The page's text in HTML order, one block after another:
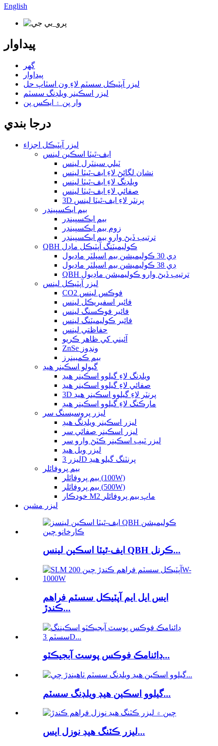
English
پيداوار
گھر
پيداوار
ليزر آپٽيڪل سسٽم لاءِ ون اسٽاپ حل
ليزر اسڪينر ويلڊنگ سسٽم
وار پن ۽ ايڪس پن
درجا بندي
ليزر آپٽيڪل اجزاء
ايف-ٿيٽا اسڪين لينس
ٽيلي سينٽرل لينس
نشان لڳائڻ لاءِ ايف-ٿيٽا لينس
ويلڊنگ لاءِ ايف-ٿيٽا لينس
صفائي لاءِ ايف-ٿيٽا لينس
3D پرنٽر لاءِ ايف-ٿيٽا لينس
بيم ايڪسپينڊر
بيم ايڪسپينڊر
زوم بيم ايڪسپينڊر
ترتيب ڏيڻ وارو بيم ايڪسپينڊر
QBH ڪوليميٽنگ آپٽيڪل ماڊل
ڊي 30 ڪوليميشن بيم اسپلٽر ماڊيول
ڊي 38 ڪوليميشن بيم اسپلٽر ماڊيول
QBH ترتيب ڏيڻ وارو ڪوليميشن ماڊيول
ليزر آپٽيڪل لينس
CO2 فوڪس لينس
فائبر اسفيريڪل لينس
فائبر فوڪسنگ لينس
فائبر ڪوليميٽنگ لينس
حفاظتي لينس
آئيني کي ظاهر ڪريو
ZnSe ونڊوز
بيم ڪمبينرز
گيولو اسڪينر هيڊ
ويلڊنگ لاءِ گيلوو اسڪينر هيڊ
صفائي لاءِ گيلوو اسڪينر هيڊ
3D پرنٽر لاءِ گيلوو اسڪينر هيڊ
مارڪنگ لاءِ گيلوو اسڪينر هيڊ
ليزر پروسيسنگ سر
ليزر اسڪينر ويلڊنگ هيڊ
ليزر اسڪينر صفائي سر
ليزر ٽيب اسڪينر ڪٽڻ وارو سر
ليزر وبل هيڊ
ليزر 3D پرنٽنگ گيلو هيڊ
بيم پروفائلر
بيم پروفائلر (100W)
بيم پروفائلر (500W)
خودڪار M2 ماپ بيم پروفائلر
ليزر مشين
ايف-ٿيٽا اسڪين لينس QBH ڪرنل...
ايس ايل ايم آپٽيڪل سسٽم فراهم
ڪندڙ...
ڊائنامڪ فوڪس پوسٽ آبجيڪٽو...
گيلوو اسڪين هيڊ ويلڊنگ سسٽم...
ليزر ڪٽنگ هيڊ نوزل ​​ايس...